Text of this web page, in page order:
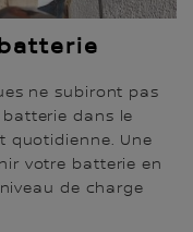
ne subiront pas
dans le
quotidienne. Une
votre batterie en
de charge